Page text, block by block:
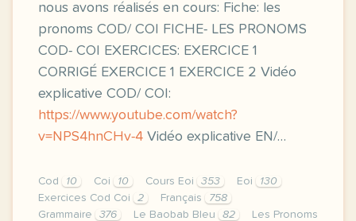
nous avons réalisés en cours: Fiche: les
pronoms COD/ COI FICHE- LES PRONOMS
COD- COI EXERCICES: EXERCICE 1
CORRIGÉ EXERCICE 1 EXERCICE 2 Vidéo
explicative COD/ COI:
https://www.youtube.com/watch?
v=NPS4hnCHv-4 Vidéo explicative EN/…
Cod 10 Coi 10 Cours Eoi 353 Eoi
130
Exercices Cod Coi
2 Français
758
Grammaire
376 Le Baobab Bleu 82
Les Pronoms